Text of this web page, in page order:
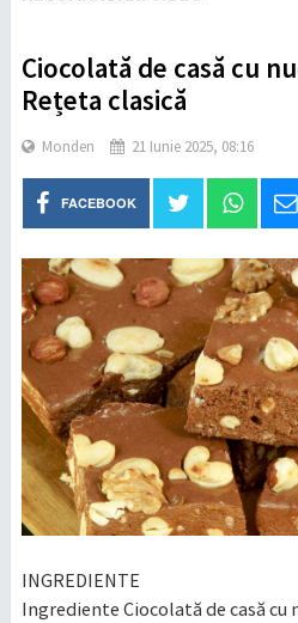
Ciocolată de casă cu
Rețeta clasică
Monden 21 Iunie 2025, 08:16
FACEBOOK
INGREDIENTE
Ingrediente Ciocolată de casă cu